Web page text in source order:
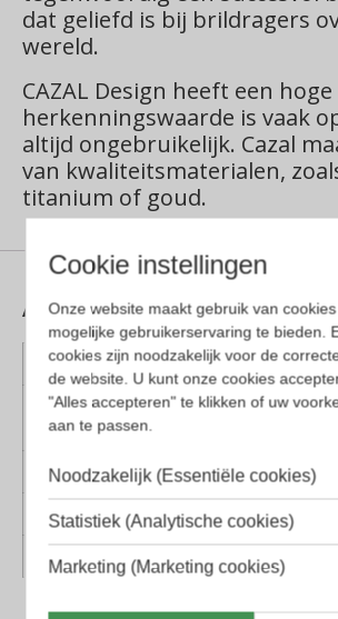
dat geliefd is bij brildragers
wereld.
CAZAL Design heeft een hoge
herkenningswaarde is vaak
altijd ongebruikelijk. Cazal
van kwaliteitsmaterialen,
titanium of goud.
Aanvullende
Kleur montuur
Goud, Zwart
Montuur
materiaal
Kunststof
Lens materiaal
Kunststof
Geschikt voor
Dames, Heren
Vorm
Piloten, Rechthoekig
Cookie instellingen
Onze website maakt gebruik van
mogelijke gebruikerservaring te bieden.
cookies zijn noodzakelijk voor de
de website. U kunt onze cookies
"Alles accepteren" te klikken of uw
aan te passen.
Noodzakelijk (Essentiële cookies)
Statistiek (Analytische cookies)
Marketing (Marketing cookies)